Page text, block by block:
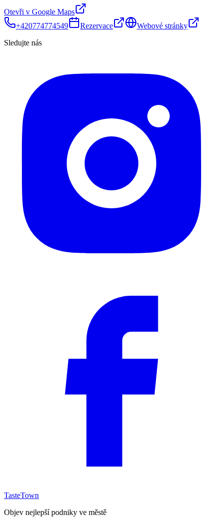
Otevři v Google Maps
+420774774549
Rezervace
Webové stránky
Sledujte nás
TasteTown
Objev nejlepší podniky ve městě